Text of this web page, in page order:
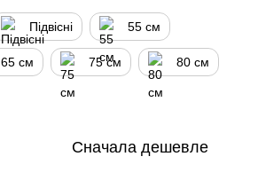
Підвісні 55 см
65 см 75 см 80 см
Сначала дешевле